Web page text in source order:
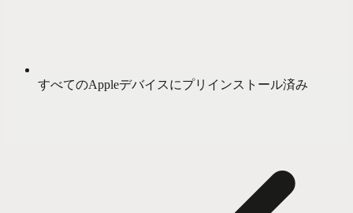
すべてのAppleデバイスにプリインストール済み